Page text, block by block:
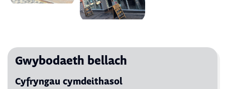
Gwybodaeth bellach
Cyfryngau cymdeithasol